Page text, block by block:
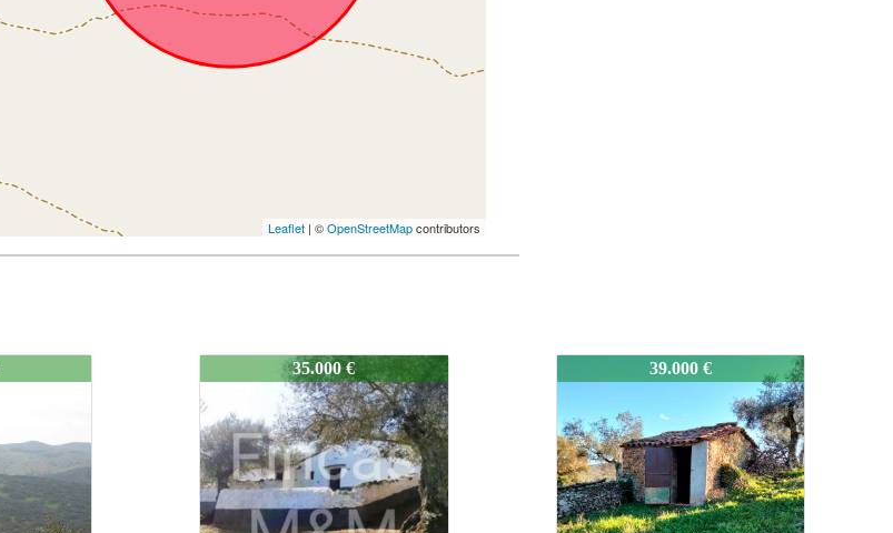
Leaflet | ©OpenStreetMapcontributors
1450-Segura001
39.000 € 1450-Segura001
40.000 €